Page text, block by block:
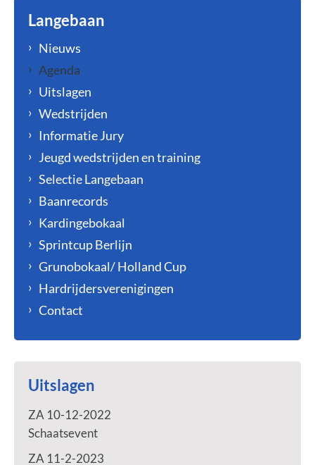
Langebaan
Nieuws
Agenda
Uitslagen
Wedstrijden
Informatie Jury
Jeugd wedstrijden en training
Selectie Langebaan
Baanrecords
Kardingebokaal
Sprintcup Berlijn
Grunobokaal/ Holland Cup
Hardrijdersverenigingen
Contact
Uitslagen
ZA 10-12-2022
Schaatsevent
ZA 11-2-2023